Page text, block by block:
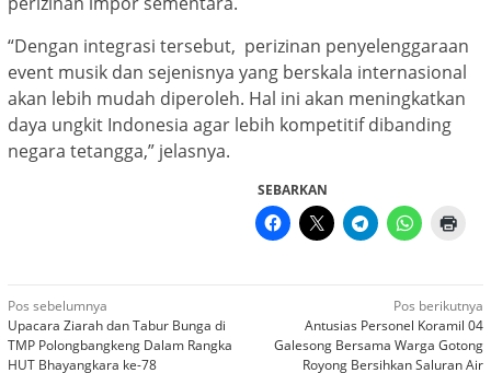
“Dengan integrasi tersebut, perizinan penyelenggaraan
event musik dan sejenisnya yang berskala internasional
akan lebih mudah diperoleh. Hal ini akan meningkatkan
daya ungkit Indonesia agar lebih kompetitif dibanding
negara tetangga,” jelasnya.
SEBARKAN
Navigasi
pos
Pos sebelumnya
Upacara Ziarah dan Tabur Bunga di
TMP Polongbangkeng Dalam Rangka
HUT Bhayangkara ke-78
Pos berikutnya
Antusias Personel Koramil 04
Galesong Bersama Warga Gotong
Royong Bersihkan Saluran Air